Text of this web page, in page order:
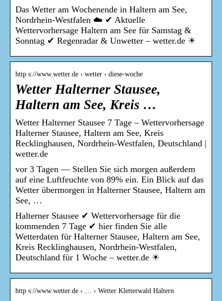
Das Wetter am Wochenende in Haltern am See,
Nordrhein-Westfalen ☁️ ✔ Aktuelle
Wettervorhersage Haltern am See für Samstag &
Sonntag ✔ Regenradar & Unwetter – wetter.de ☀
http s://www.wetter.de › wetter › diese-woche
Wetter Halterner Stausee,
Haltern am See, Kreis …
Wetter Halterner Stausee 7 Tage – Wettervorhersage
Halterner Stausee, Haltern am See, Kreis
Recklinghausen, Nordrhein-Westfalen, Deutschland |
wetter.de
vor 3 Tagen — Stellen Sie sich morgen außerdem
auf eine Luftfeuchte von 89% ein. Ein Blick auf das
Wetter übermorgen in Halterner Stausee, Haltern am
See, …
Halterner Stausee ✔ Wettervorhersage für die
kommenden 7 Tage ✔ hier finden Sie alle
Wetterdaten für Halterner Stausee, Haltern am See,
Kreis Recklinghausen, Nordrhein-Westfalen,
Deutschland für 1 Woche – wetter.de ☀
http s://www.wetter.de › … › Wetter Kletterwald Haltern